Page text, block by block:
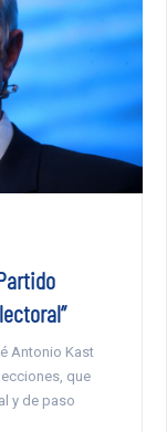
Antonio Kast
que
y de paso